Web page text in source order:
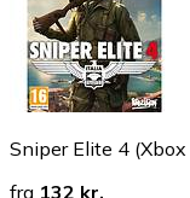
Sniper Elite 4 (Xbox
fra 132 kr.